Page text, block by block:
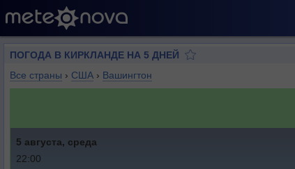
ПОГОДА В КИРКЛАНДЕ НА 5 ДНЕЙ
Все страны › США › Вашингтон
5 августа, среда
22:00